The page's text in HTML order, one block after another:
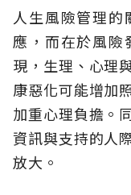
人生風險管理
應，而在於風險
現，生理、心理
康惡化可能增加
加重心理負擔。
資訊與支持的人
放大。